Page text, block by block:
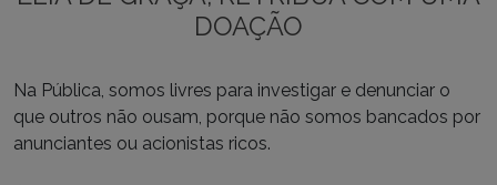
DOAÇÃO
Na Pública, somos livres para investigar e denunciar o
que outros não ousam, porque não somos bancados por
anunciantes ou acionistas ricos.